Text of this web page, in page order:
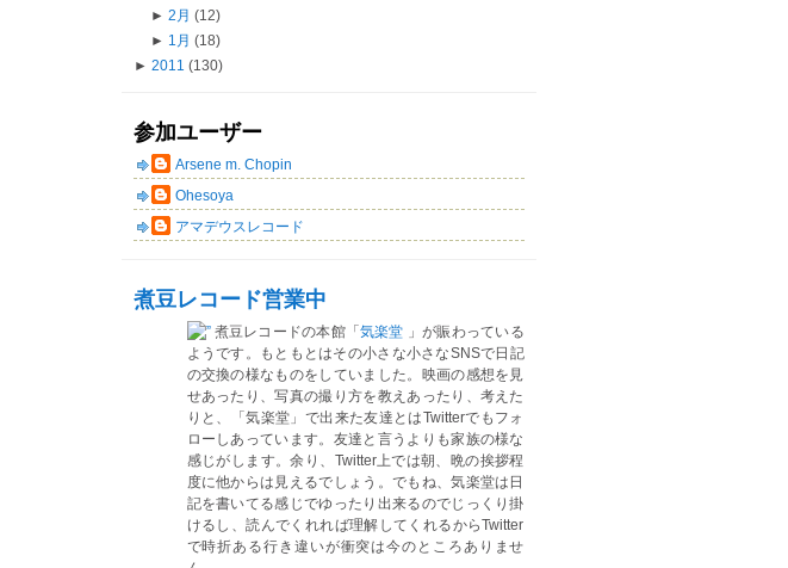
► 2月 (12)
► 1月 (18)
► 2011 (130)
参加ユーザー
Arsene m. Chopin
Ohesoya
アマデウスレコード
煮豆レコード営業中
煮豆レコードの本館「 気楽堂 」が賑わっている
ようです。もともとはその小さな小さなSNSで日記
の交換の様なものをしていました。映画の感想を見
せあったり、写真の撮り方を教えあったり、考えた
りと、「気楽堂」で出来た友達とはTwitterでもフォ
ローしあっています。友達と言うよりも家族の様な
感じがします。余り、Twitter上では朝、晩の挨拶程
度に他からは見えるでしょう。でもね、気楽堂は日
記を書いてる感じでゆったり出来るのでじっくり掛
けるし、読んでくれれば理解してくれるからTwitter
で時折ある行き違いが衝突は今のところありませ